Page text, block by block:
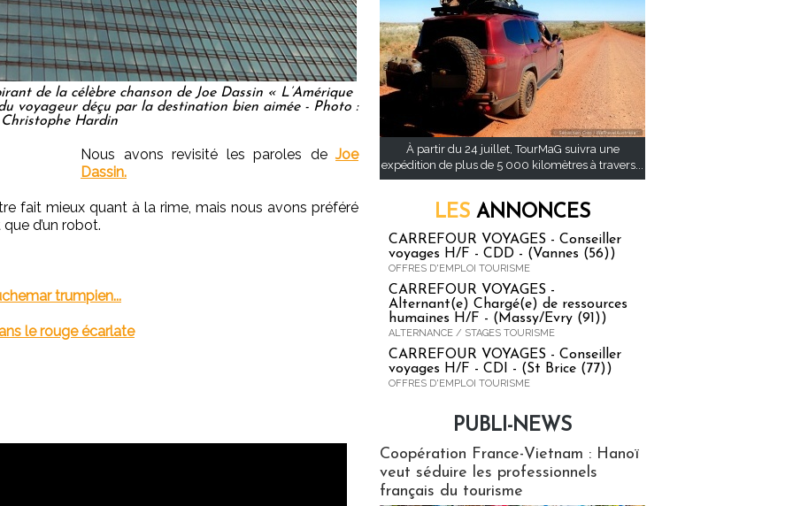
de la célèbre chanson de Joe Dassin « L’Amérique
voyageur déçu par la destination bien aimée - Photo :
Christophe Hardin
Nous avons revisité les paroles de Joe
Dassin.
fait mieux quant à la rime, mais nous avons préféré
d’un robot.
trumpien...
le rouge écarlate
À partir du 24 juillet, TourMaG suivra une
expédition de plus de 5 000 kilomètres à travers...
LES ANNONCES
CARREFOUR VOYAGES - Conseiller
voyages H/F - CDD - (Vannes (56))
OFFRES D'EMPLOI TOURISME
CARREFOUR VOYAGES -
Alternant(e) Chargé(e) de ressources
humaines H/F - (Massy/Evry (91))
ALTERNANCE / STAGES TOURISME
CARREFOUR VOYAGES - Conseiller
voyages H/F - CDI - (St Brice (77))
OFFRES D'EMPLOI TOURISME
PUBLI-NEWS
Coopération France-Vietnam : Hanoï
veut séduire les professionnels
français du tourisme